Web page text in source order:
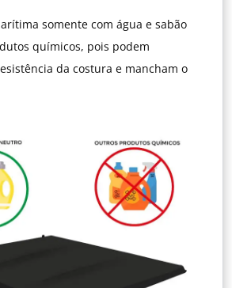
somente com água e sabão
químicos, pois podem
da costura e mancham o